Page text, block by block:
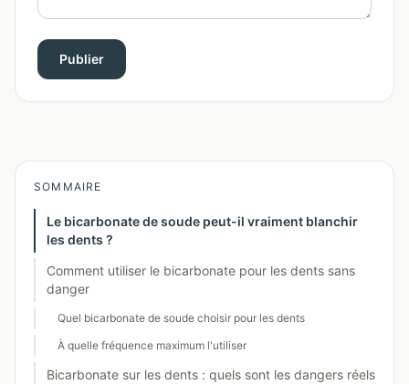
Publier
SOMMAIRE
Le bicarbonate de soude peut-il vraiment blanchir
les dents ?
Comment utiliser le bicarbonate pour les dents sans
danger
Quel bicarbonate de soude choisir pour les dents
À quelle fréquence maximum l'utiliser
Bicarbonate sur les dents : quels sont les dangers réels